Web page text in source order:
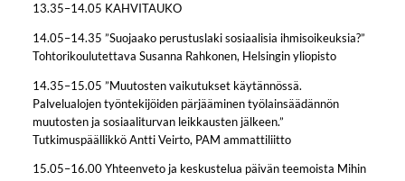
13.35–14.05 KAHVITAUKO
14.05–14.35 ”Suojaako perustuslaki sosiaalisia ihmisoikeuksia?”
Tohtorikoulutettava Susanna Rahkonen, Helsingin yliopisto
14.35–15.05 ”Muutosten vaikutukset käytännössä.
Palvelualojen työntekijöiden pärjääminen työlainsäädännön
muutosten ja sosiaaliturvan leikkausten jälkeen.”
Tutkimuspäällikkö Antti Veirto, PAM ammattiliitto
15.05–16.00 Yhteenveto ja keskustelua päivän teemoista Mihin